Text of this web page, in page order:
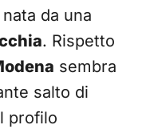
da una
. Rispetto
sembra
salto di
profilo